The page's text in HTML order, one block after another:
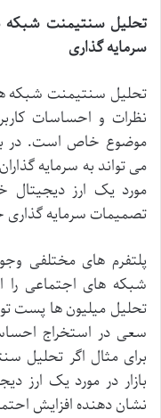
تحلیل سنتیمنت شبکه
سرمایهگذاری
تحلیل سنتیمنت شبکه
نظرات و احساسات
موضوع خاص است. در
میتواند به سرمایهگذاران
مورد یک ارز دیجیتال
تصمیماتسرمایهگذاری
پلتفرم های مختلفی
شبکه های اجتماعی را
تحلیل میلیونها پست
سعی در استخراج
برای مثال اگر تحلیل
بازار در مورد یک ارز
نشاندهنده افزایش